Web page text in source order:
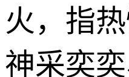
火 ，指
神采奕